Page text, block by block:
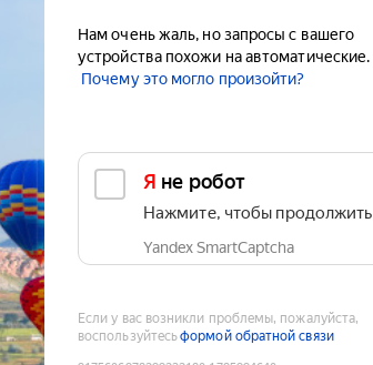
Нам очень жаль, но запросы с вашего
устройства похожи на автоматические.
Почему это могло произойти?
Я не робот
Нажмите, чтобы продолжить
Yandex SmartCaptcha
Если у вас возникли проблемы, пожалуйста,
воспользуйтесьформой обратной связи